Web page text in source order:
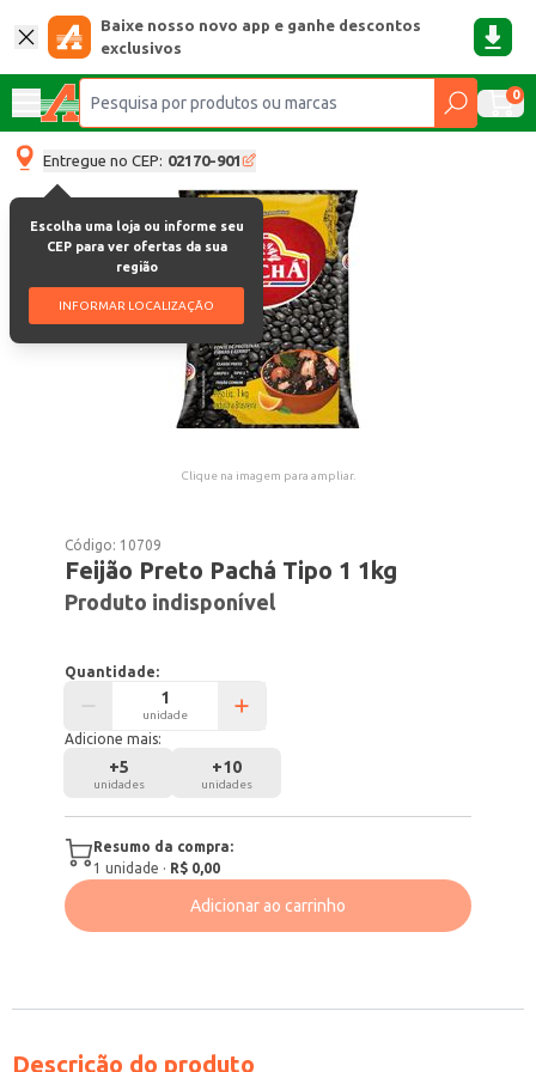
Baixe nosso novo app e ganhe descontos
exclusivos
0
Entregue no CEP: 02170-901
Escolha uma loja ou informe seu
CEP para ver ofertas da sua
região
INFORMAR LOCALIZAÇÃO
Clique na imagem para ampliar.
Código: 10709
Feijão Preto Pachá Tipo 1 1kg
Produto indisponível
Quantidade:
unidade
Adicione mais:
+5
unidades
+10
unidades
Resumo da compra:
1 unidade · R$ 0,00
Adicionar ao carrinho
Descrição do produto